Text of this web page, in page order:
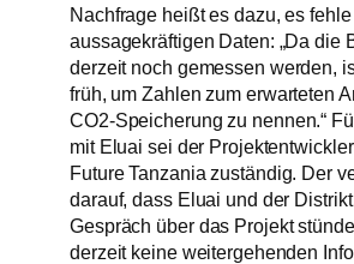
Nachfrage heißt es dazu, es fehle
aussagekräftigen Daten: „Da die
derzeit noch gemessen werden,
früh, um Zahlen zum erwarteten
CO2-Speicherung zu nennen.“
mit Eluai sei der
Future Tanzania zuständig. Der
darauf, dass Eluai und der
Gespräch über das Projekt
derzeit keine weitergehenden